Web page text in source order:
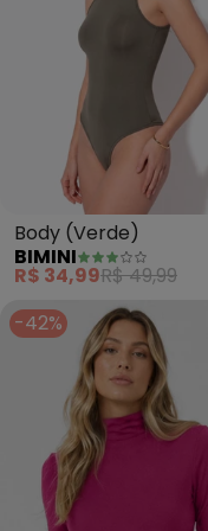
Body (Verde)
BIMINI
R$ 34,99R$ 49,99
-42%